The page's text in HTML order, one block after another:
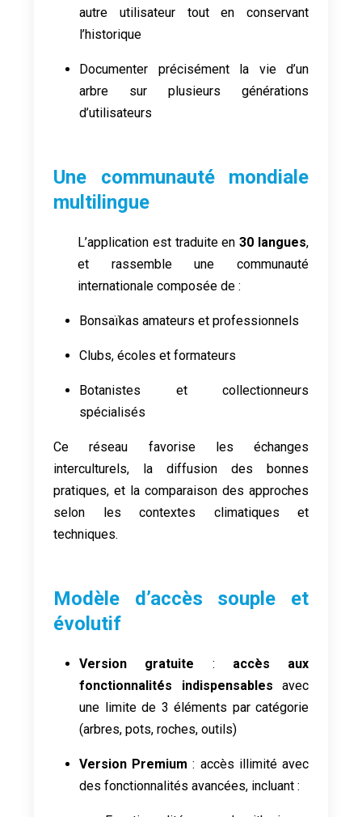
autre utilisateur tout en conservant
l’historique
Documenter précisément la vie d’un
arbre sur plusieurs générations
d’utilisateurs
Une communauté mondiale
multilingue
L’application est traduite en30 langues,
et rassemble une communauté
internationale composée de :
Bonsaïkas amateurs et professionnels
Clubs, écoles et formateurs
Botanistes et collectionneurs
spécialisés
Ce réseau favorise les échanges
interculturels, la diffusion des bonnes
pratiques, et la comparaison des approches
selon les contextes climatiques et
techniques.
Modèle d’accès souple et
évolutif
Version gratuite : accès aux
fonctionnalités indispensables avec
une limite de 3 éléments par catégorie
(arbres, pots, roches, outils)
Version Premium : accès illimité avec
des fonctionnalités avancées, incluant :